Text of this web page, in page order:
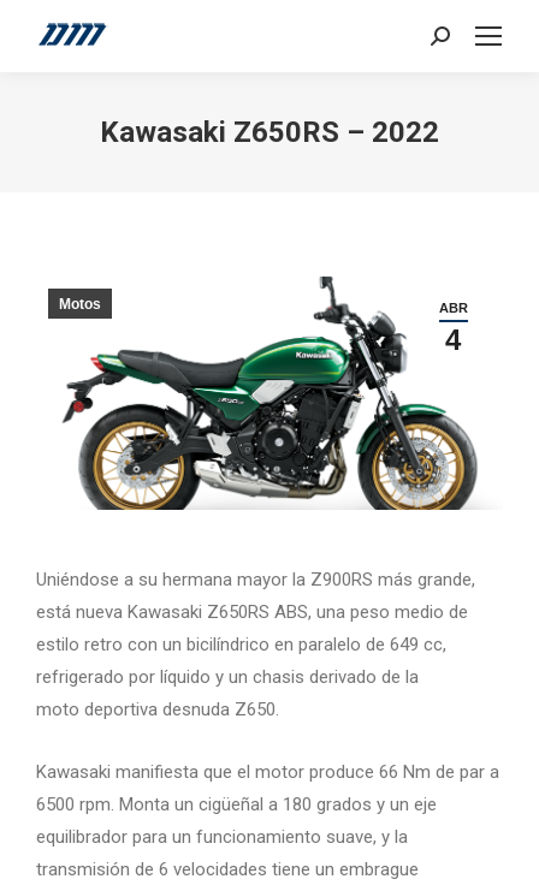
Search:
Kawasaki Z650RS – 2022
ABR
4
Motos
Uniéndose a su hermana mayor la Z900RS más grande,
está nueva Kawasaki Z650RS ABS, una peso medio de
estilo retro con un bicilíndrico en paralelo de 649 cc,
refrigerado por líquido y un chasis derivado de la
moto deportiva desnuda Z650.
Kawasaki manifiesta que el motor produce 66 Nm de par a
6500 rpm. Monta un cigüeñal a 180 grados y un eje
equilibrador para un funcionamiento suave, y la
transmisión de 6 velocidades tiene un embrague